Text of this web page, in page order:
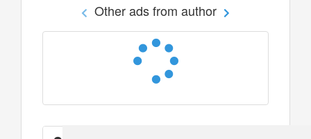
Other ads from author